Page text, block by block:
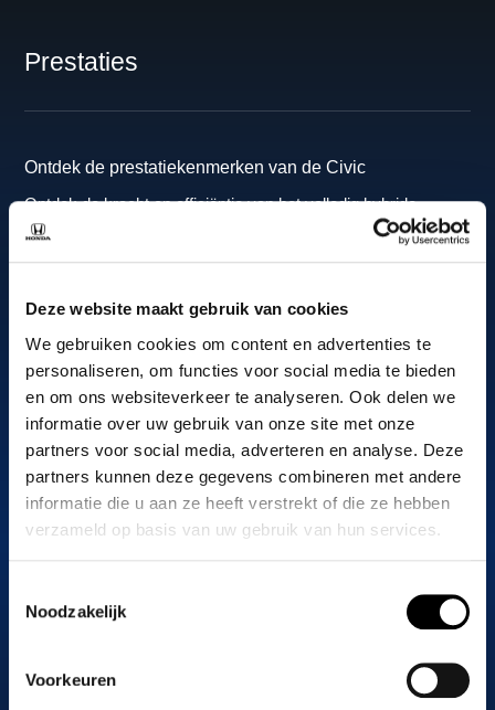
Deze website maakt gebruik van cookies
We gebruiken cookies om content en advertenties te
personaliseren, om functies voor social media te bieden
en om ons websiteverkeer te analyseren. Ook delen we
informatie over uw gebruik van onze site met onze
partners voor social media, adverteren en analyse. Deze
partners kunnen deze gegevens combineren met andere
informatie die u aan ze heeft verstrekt of die ze hebben
verzameld op basis van uw gebruik van hun services.
Noodzakelijk
Voorkeuren
Prestaties
Ontdek de prestatiekenmerken van de Civic
Ontdek de kracht en efficiëntie van het volledig hybride
systeem van de Civic. Geniet van elektrische acceleratie, een
grotere actieradius en aanpasbare rijmodi – allemaal naadloos
Volledig hybride vermogen
De Civic is zelfopladend en maakt gebruik van een
combinatie van twee elektromotoren, een benzinemotor en
een regeneratief remsysteem om de EV-batterij onderweg op
te laden zonder dat u een stekker nodig heeft. In tegenstelling
tot een mild hybride kan hij uitsluitend op elektrische energie
rijden – met onmiddellijke acceleratie vanuit stilstand, net als
Geavanceerde e:HEV aandrijflijn
aandrijfsystemen die prestaties en zuinigheid leveren: